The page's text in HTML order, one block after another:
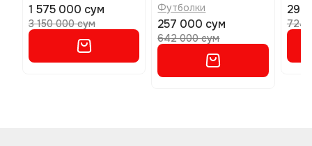
1 575 000 сум
3 150 000 сум
Футболки
257 000 сум
642 000 сум
290
724